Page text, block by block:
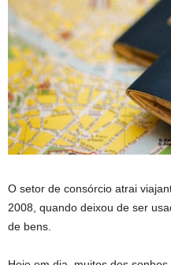
O setor de consórcio atrai
2008, quando deixou de ser
de bens.